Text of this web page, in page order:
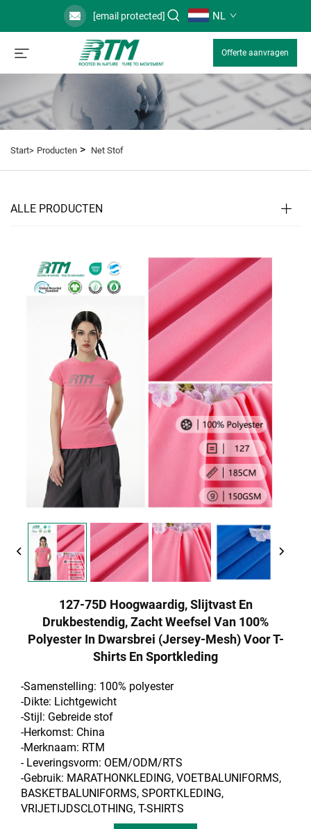
[email protected] NL
Offerte aanvragen
Start> Producten > Net Stof
ALLE PRODUCTEN
127-75D Hoogwaardig, Slijtvast En
Drukbestendig, Zacht Weefsel Van 100%
Polyester In Dwarsbrei (jersey-Mesh) Voor T-
Shirts En Sportkleding
-Samenstelling: 100% polyester
-Dikte: Lichtgewicht
-Stijl: Gebreide stof
-Herkomst: China
-Merknaam: RTM
- Leveringsvorm: OEM/ODM/RTS
-Gebruik: MARATHONKLEDING, VOETBALUNIFORMS,
BASKETBALUNIFORMS, SPORTKLEDING,
VRIJETIJDSCLOTHING, T-SHIRTS